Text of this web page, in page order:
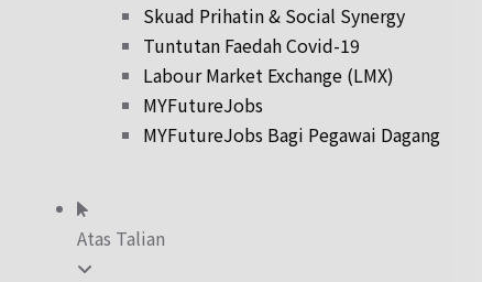
Skuad Prihatin & Social Synergy
Tuntutan Faedah Covid-19
Labour Market Exchange (LMX)
MYFutureJobs
MYFutureJobs Bagi Pegawai Dagang
Atas Talian